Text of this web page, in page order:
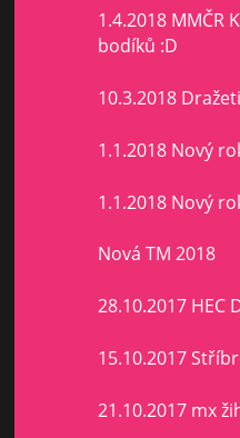
1.4.2018 MMČR
bodíků :D
10.3.2018
1.1.2018 Nový
1.1.2018 Nový
Nová TM 2018
28.10.2017 HEC
15.10.2017
21.10.2017 mx